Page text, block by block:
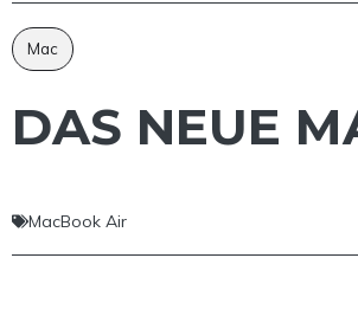
Mac
DAS NEUE
MacBook Air